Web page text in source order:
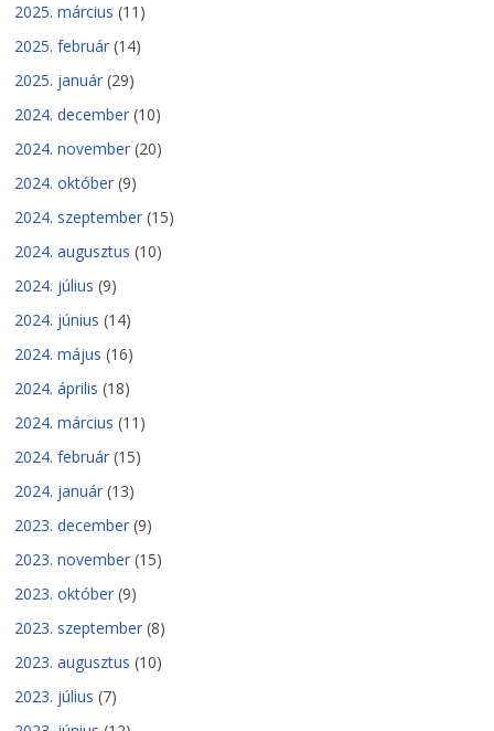
2025. március (11)
2025. február (14)
2025. január (29)
2024. december (10)
2024. november (20)
2024. október (9)
2024. szeptember (15)
2024. augusztus (10)
2024. július (9)
2024. június (14)
2024. május (16)
2024. április (18)
2024. március (11)
2024. február (15)
2024. január (13)
2023. december (9)
2023. november (15)
2023. október (9)
2023. szeptember (8)
2023. augusztus (10)
2023. július (7)